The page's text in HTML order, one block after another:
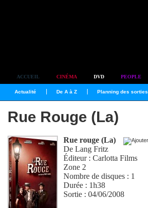
ACCUEIL CINÉMA DVD PEOPLE
Actualité De A à Z Planning des sorties
Rue Rouge (La)
Rue rouge (La)
DeLang Fritz
Éditeur : Carlotta Films
Zone 2
Nombre de disques : 1
Durée : 1h38
Sortie : 04/06/2008